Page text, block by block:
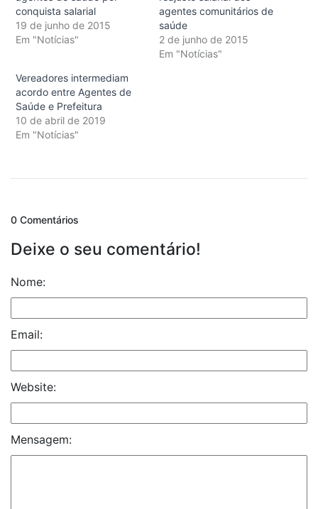
conquista salarial
19 de junho de 2015
Em "Notícias"
agentes comunitários de
saúde
2 de junho de 2015
Em "Notícias"
Vereadores intermediam
acordo entre Agentes de
Saúde e Prefeitura
10 de abril de 2019
Em "Notícias"
0 Comentários
Deixe o seu comentário!
Nome:
Email:
Website:
Mensagem: